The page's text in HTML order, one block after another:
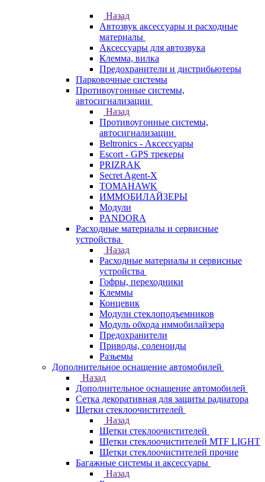
Назад
Автозвук аксессуары и расходные
материалы
Аксессуары для автозвука
Клемма, вилка
Предохранители и дистрибьютеры
Парковочные системы
Противоугонные системы,
автосигнализации
Назад
Противоугонные системы,
автосигнализации
Beltronics - Аксессуары
Escort - GPS трекеры
PRIZRAK
Secret Agent-X
TOMAHAWK
ИММОБИЛАЙЗЕРЫ
Модули
PANDORA
Расходные материалы и сервисные
устройства
Назад
Расходные материалы и сервисные
устройства
Гофры, переходники
Клеммы
Концевик
Модули стеклоподъемников
Модуль обхода иммобилайзера
Предохранители
Приводы, соленоиды
Разьемы
Дополнительное оснащение автомобилей
Назад
Дополнительное оснащение автомобилей
Сетка декоративная для защиты радиатора
Щетки стеклоочистителей
Назад
Щетки стеклоочистителей
Щетки стеклоочистителей MTF LIGHT
Щетки стеклоочистителей прочие
Багажные системы и аксессуары
Назад